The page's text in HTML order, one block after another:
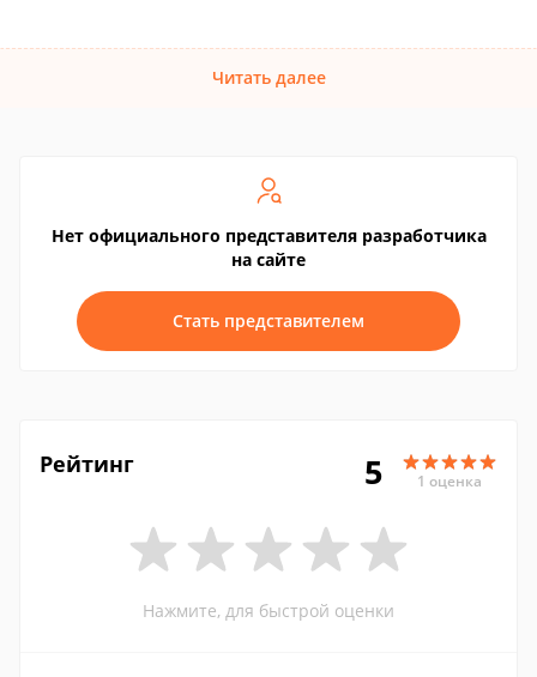
Читать далее
Нет официального представителя разработчика
на сайте
Стать представителем
Рейтинг 5 1 оценка
Нажмите, для быстрой оценки